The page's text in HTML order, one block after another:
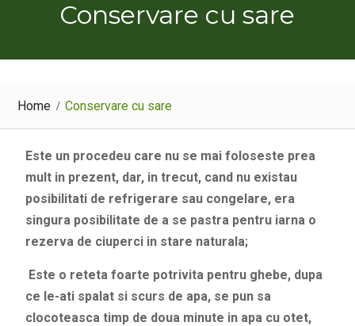
Conservare cu sare
Home Conservare cu sare
Este un procedeu care nu se mai foloseste prea
mult in prezent, dar, in trecut, cand nu existau
posibilitati de refrigerare sau congelare, era
singura posibilitate de a se pastra pentru iarna o
rezerva de ciuperci in stare naturala;
Este o reteta foarte potrivita pentru ghebe, dupa
ce le-ati spalat si scurs de apa, se pun sa
clocoteasca timp de doua minute in apa cu otet,